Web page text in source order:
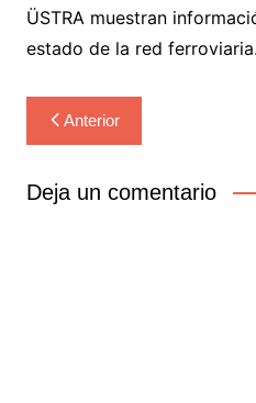
ÜSTRA muestran
estado de la red ferroviaria.
Navegación
de
entradas
Anterior
Deja un comentario